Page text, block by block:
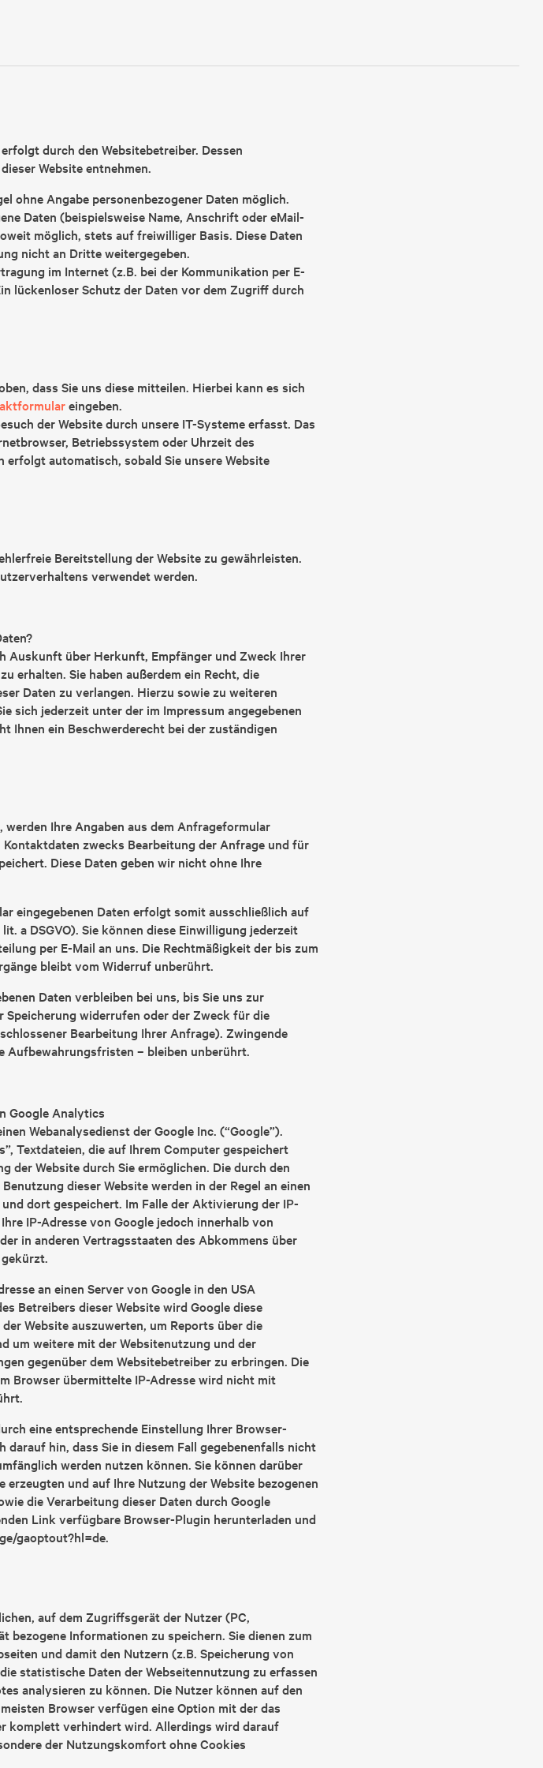
durch den Websitebetreiber. Dessen
dieser Website entnehmen.
ohne Angabe personenbezogener Daten möglich.
Daten (beispielsweise Name, Anschrift oder eMail-
möglich, stets auf freiwilliger Basis. Diese Daten
nicht an Dritte weitergegeben.
im Internet (z.B. bei der Kommunikation per E-
lückenloser Schutz der Daten vor dem Zugriff durch
dass Sie uns diese mitteilen. Hierbei kann es sich
eingeben.
der Website durch unsere IT-Systeme erfasst. Das
Betriebssystem oder Uhrzeit des
automatisch, sobald Sie unsere Website
Bereitstellung der Website zu gewährleisten.
verwendet werden.
Auskunft über Herkunft, Empfänger und Zweck Ihrer
erhalten. Sie haben außerdem ein Recht, die
Daten zu verlangen. Hierzu sowie zu weiteren
sich jederzeit unter der im Impressum angegebenen
Ihnen ein Beschwerderecht bei der zuständigen
Ihre Angaben aus dem Anfrageformular
zwecks Bearbeitung der Anfrage und für
Diese Daten geben wir nicht ohne Ihre
eingegebenen Daten erfolgt somit ausschließlich auf
a DSGVO). Sie können diese Einwilligung jederzeit
per E-Mail an uns. Die Rechtmäßigkeit der bis zum
bleibt vom Widerruf unberührt.
Daten verbleiben bei uns, bis Sie uns zur
widerrufen oder der Zweck für die
Bearbeitung Ihrer Anfrage). Zwingende
Aufbewahrungsfristen – bleiben unberührt.
Google Analytics
Webanalysedienst der Google Inc. (“Google”).
Textdateien, die auf Ihrem Computer gespeichert
der Website durch Sie ermöglichen. Die durch den
dieser Website werden in der Regel an einen
dort gespeichert. Im Falle der Aktivierung der IP-
IP-Adresse von Google jedoch innerhalb von
in anderen Vertragsstaaten des Abkommens über
an einen Server von Google in den USA
Betreibers dieser Website wird Google diese
Website auszuwerten, um Reports über die
um weitere mit der Websitenutzung und der
gegenüber dem Websitebetreiber zu erbringen. Die
Browser übermittelte IP-Adresse wird nicht mit
eine entsprechende Einstellung Ihrer Browser-
hin, dass Sie in diesem Fall gegebenenfalls nicht
werden nutzen können. Sie können darüber
und auf Ihre Nutzung der Website bezogenen
die Verarbeitung dieser Daten durch Google
Link verfügbare Browser-Plugin herunterladen und
gaoptout?hl=de.
auf dem Zugriffsgerät der Nutzer (PC,
bezogene Informationen zu speichern. Sie dienen zum
und damit den Nutzern (z.B. Speicherung von
statistische Daten der Webseitennutzung zu erfassen
analysieren zu können. Die Nutzer können auf den
Browser verfügen eine Option mit der das
komplett verhindert wird. Allerdings wird darauf
der Nutzungskomfort ohne Cookies